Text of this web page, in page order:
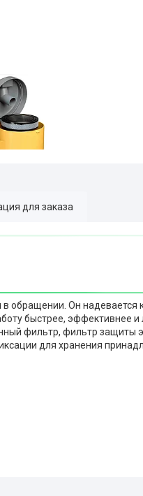
для заказа
обращении. Он надевается
быстрее, эффективнее и
фильтр, фильтр защиты
для хранения